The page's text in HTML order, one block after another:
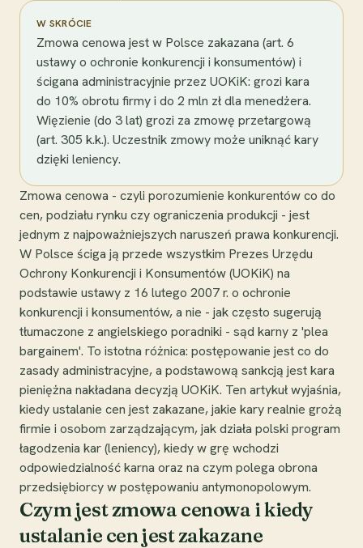
W SKRÓCIE
Zmowa cenowa jest w Polsce zakazana (art. 6
ustawy o ochronie konkurencji i konsumentów) i
ścigana administracyjnie przez UOKiK: grozi kara
do 10% obrotu firmy i do 2 mln zł dla menedżera.
Więzienie (do 3 lat) grozi za zmowę przetargową
(art. 305 k.k.). Uczestnik zmowy może uniknąć kary
dzięki leniency.
Zmowa cenowa - czyli porozumienie konkurentów co do
cen, podziału rynku czy ograniczenia produkcji - jest
jednym z najpoważniejszych naruszeń prawa konkurencji.
W Polsce ściga ją przede wszystkim Prezes Urzędu
Ochrony Konkurencji i Konsumentów (UOKiK) na
podstawie ustawy z 16 lutego 2007 r. o ochronie
konkurencji i konsumentów, a nie - jak często sugerują
tłumaczone z angielskiego poradniki - sąd karny z 'plea
bargainem'. To istotna różnica: postępowanie jest co do
zasady administracyjne, a podstawową sankcją jest kara
pieniężna nakładana decyzją UOKiK. Ten artykuł wyjaśnia,
kiedy ustalanie cen jest zakazane, jakie kary realnie grożą
firmie i osobom zarządzającym, jak działa polski program
łagodzenia kar (leniency), kiedy w grę wchodzi
odpowiedzialność karna oraz na czym polega obrona
przedsiębiorcy w postępowaniu antymonopolowym.
Czym jest zmowa cenowa i kiedy
ustalanie cen jest zakazane